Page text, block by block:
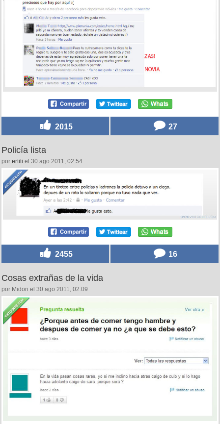
2015 27
Policía lista
por ertiti el 30 ago 2011, 02:54
2455 16
Cosas extrañas de la vida
por Midori el 30 ago 2011, 02:09